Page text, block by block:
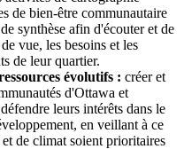
de bien-être communautaire
synthèse afin d'écouter et de
vue, les besoins et les
de leur quartier.
évolutifs : créer et
d'Ottawa et
leurs intérêts dans le
en veillant à ce
de climat soient prioritaires